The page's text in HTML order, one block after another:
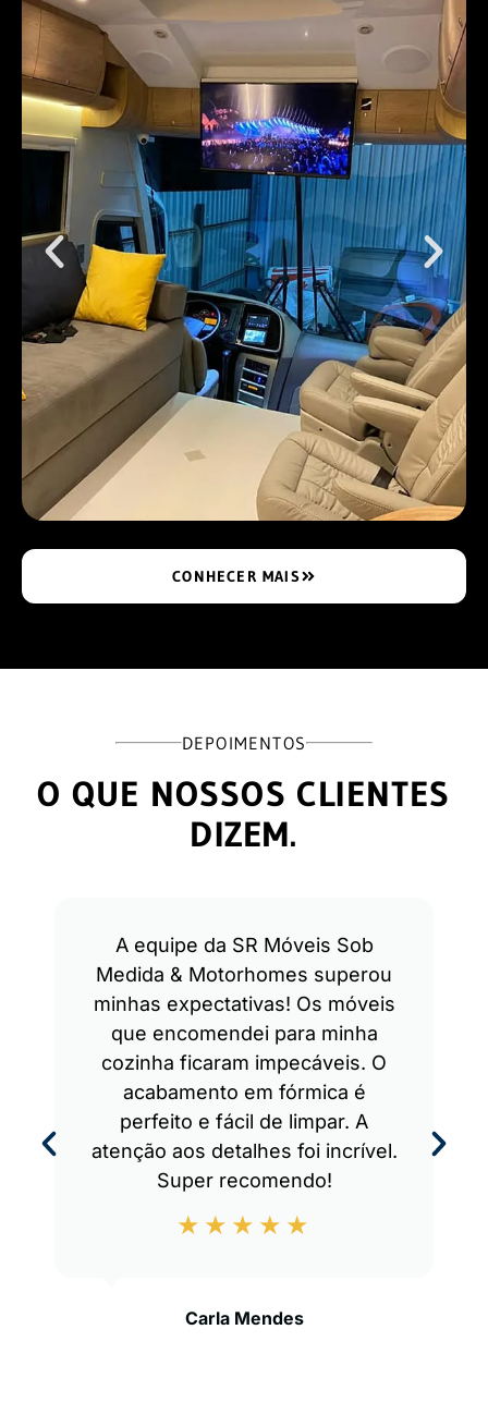
CONHECER MAIS
DEPOIMENTOS
O QUE NOSSOS CLIENTES
DIZEM.
A equipe da SR Móveis Sob
Medida & Motorhomes superou
minhas expectativas! Os móveis
que encomendei para minha
cozinha ficaram impecáveis. O
acabamento em fórmica é
perfeito e fácil de limpar. A
atenção aos detalhes foi incrível.
Super recomendo!
Carla Mendes